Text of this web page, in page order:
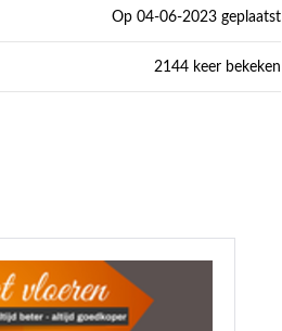
Op 04-06-2023 geplaatst
2144 keer bekeken